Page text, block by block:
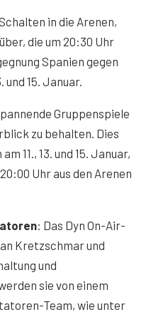
in die Arenen,
die um 20:30 Uhr
Spanien gegen
15. Januar.
Gruppenspiele
zu behalten. Dies
11., 13. und 15. Januar,
Uhr aus den Arenen
: Das Dyn On-Air-
Kretzschmar und
und
sie von einem
Team, wie unter